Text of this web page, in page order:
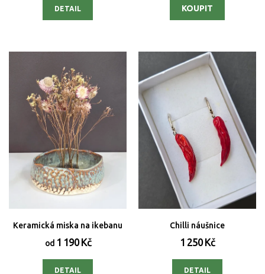
DETAIL
Keramická miska na ikebanu
od1 190 Kč
DETAIL
Chilli náušnice
1 250 Kč
DETAIL